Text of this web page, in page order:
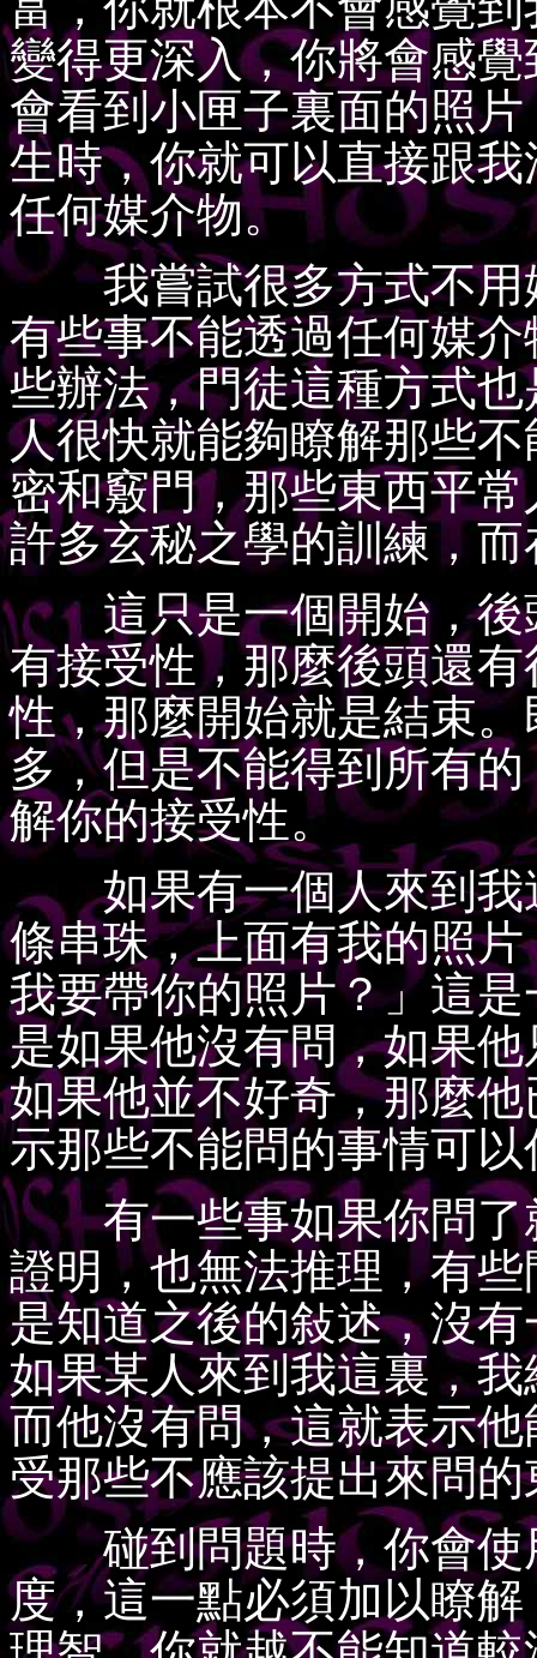
變得更深入，你將會感
會看到小匣子裏面的照
生時，你就可以直接跟
任何媒介物。
我嘗試很多方式不用
有些事不能透過任何媒
些辦法，門徒這種方式
人很快就能夠瞭解那些
密和竅門，那些東西平
許多玄秘之學的訓練，
這只是一個開始，後
有接受性，那麼後頭還
性，那麼開始就是結束
多，但是不能得到所有
解你的接受性。
如果有一個人來到我
條串珠，上面有我的照
我要帶你的照片？」這
是如果他沒有問，如果
如果他並不好奇，那麼
示那些不能問的事情可
有一些事如果你問了
證明，也無法推理，有
是知道之後的敍述，沒
如果某人來到我這裏，
而他沒有問，這就表示
受那些不應該提出來問的
碰到問題時，你會使
度，這一點必須加以瞭